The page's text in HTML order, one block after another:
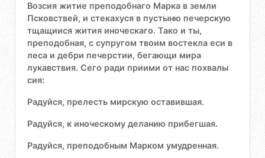
Возсия житие преподобнаго Марка в земли
Псковствей, и стекахуся в пустыню печерскую
тщащиися жития иноческаго. Тако и ты,
преподобная, с супругом твоим востекла еси в
леса и дебри печерстии, бегающи мира
лукавствия. Сего ради приими от нас похвалы
сия:
Радуйся, прелесть мирскую оставившая.
Радуйся, к иноческому деланию прибегшая.
Радуйся, преподобным Марком умудренная.